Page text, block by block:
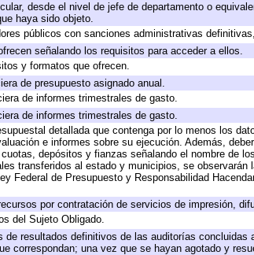
desde el nivel de jefe de departamento o
haya sido objeto.
públicos con sanciones administrativas
señalando los requisitos para acceder a ellos.
y formatos que ofrecen.
de presupuesto asignado anual.
de informes trimestrales de gasto.
de informes trimestrales de gasto.
detallada que contenga por lo menos los
e informes sobre su ejecución. Además,
depósitos y fianzas señalando el nombre de
transferidos al estado y municipios, se
Federal de Presupuesto y Responsabilidad
por contratación de servicios de impresión,
del Sujeto Obligado.
resultados definitivos de las auditorías
correspondan; una vez que se hayan agotado y